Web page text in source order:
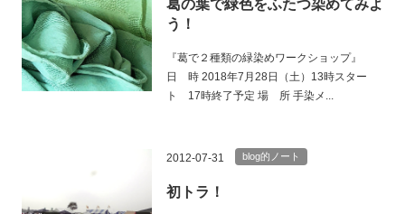
葛の葉で緑色をふたつ染めてみよ
う！
『葛で２種類の緑染めワークショップ』
日 時 2018年7月28日（土）13時スター
ト 17時終了予定 場 所 手染メ...
2012-07-31 blog的ノート
初トラ！